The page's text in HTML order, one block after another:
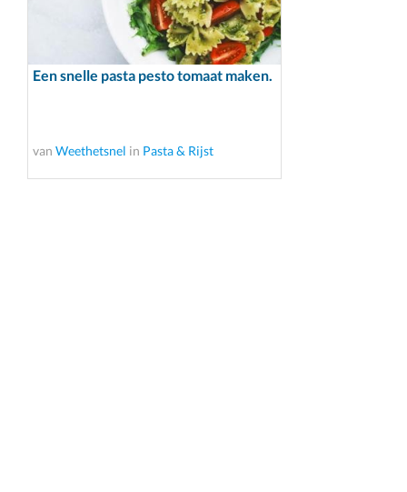
Een snelle pasta pesto tomaat maken.
van Weethetsnel in Pasta & Rijst